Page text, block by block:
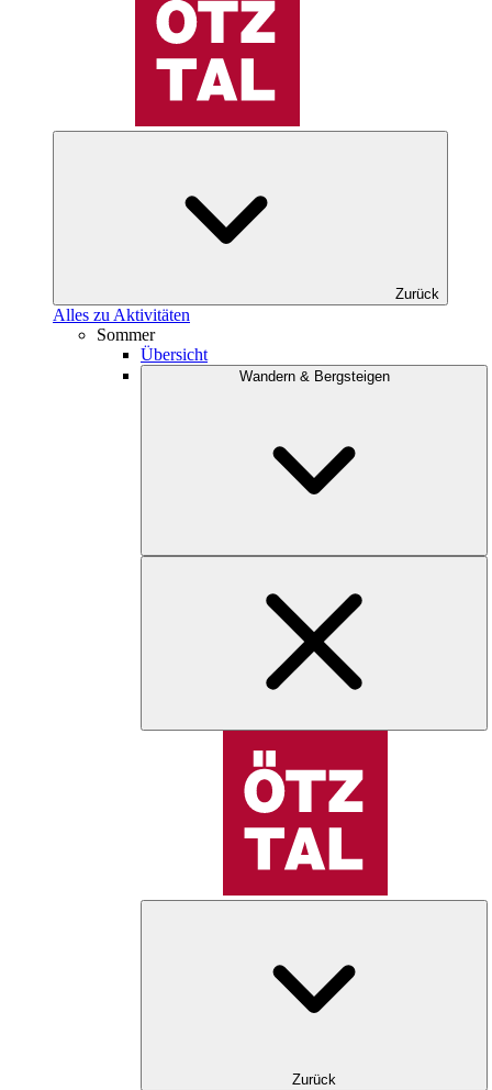
Zurück
Alles zu Aktivitäten
Sommer
Übersicht
Wandern & Bergsteigen
Zurück